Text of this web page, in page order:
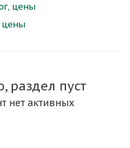
цены
цены
раздел пуст
нет активных